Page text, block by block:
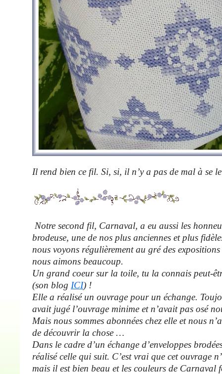
Il rend bien ce fil. Si, si, il n’y a pas de mal à se
Notre second fil, Carnaval, a eu aussi les
brodeuse, une de nos plus anciennes et plus
nous voyons régulièrement au gré des
nous aimons beaucoup.
Un grand coeur sur la toile, tu la connais peut-
(son blog ICI) !
Elle a réalisé un ouvrage pour un échange.
avait jugé l’ouvrage minime et n’avait pas osé
Mais nous sommes abonnées chez elle et nous
de découvrir la chose …
Dans le cadre d’un échange d’enveloppes
réalisé celle qui suit. C’est vrai que cet ouvrage
mais il est bien beau et les couleurs de Carnaval